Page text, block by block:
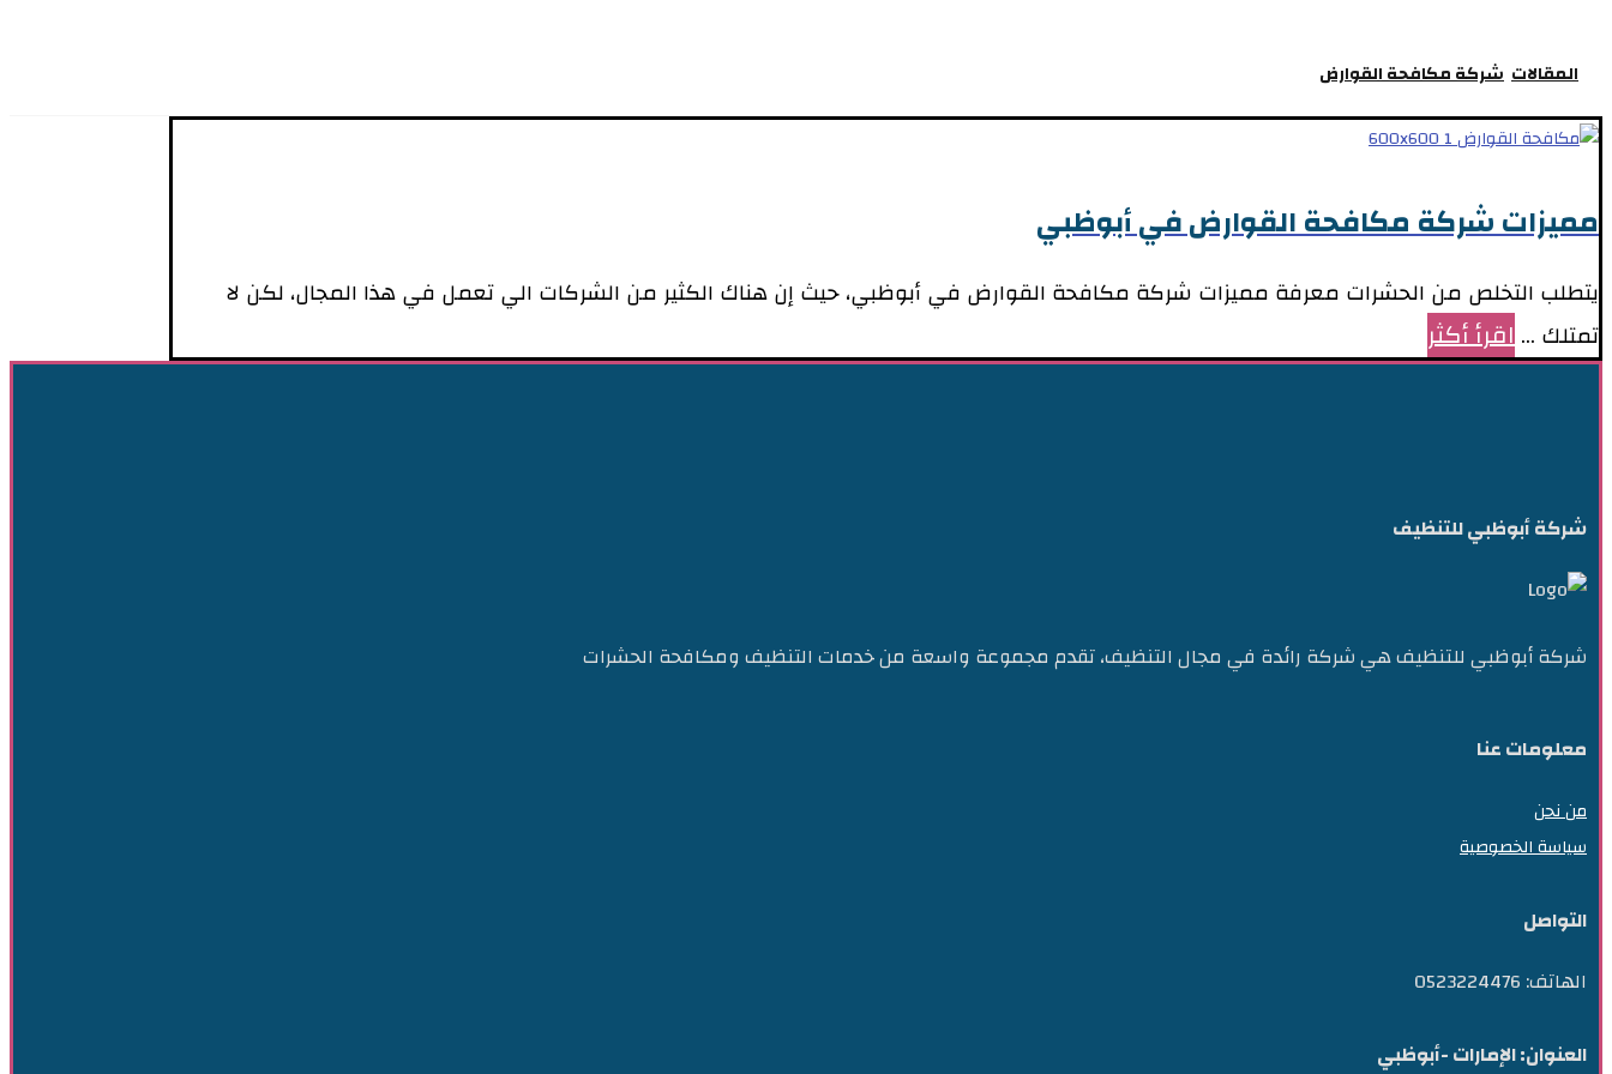
المقالات شركة مكافحة القوارض
مميزات شركة مكافحة القوارض في أبوظبي
يتطلب التخلص من الحشرات معرفة مميزات شركة مكافحة القوارض في أبوظبي، حيث إن هناك الكثير من الشركات الي تعمل في هذا المجال، لكن لا
تمتلك ...اقرأ أكثر
شركة أبوظبي للتنظيف
شركة أبوظبي للتنظيف هي شركة رائدة في مجال التنظيف، تقدم مجموعة واسعة من خدمات التنظيف ومكافحة الحشرات
معلومات عنا
من نحن
سياسة الخصوصية
التواصل
الهاتف: 0523224476
العنوان: الإمارات -أبوظبي